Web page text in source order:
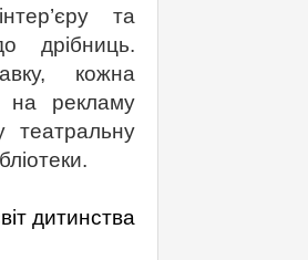
та
дрібниць.
кожна
на рекламу
дитинства